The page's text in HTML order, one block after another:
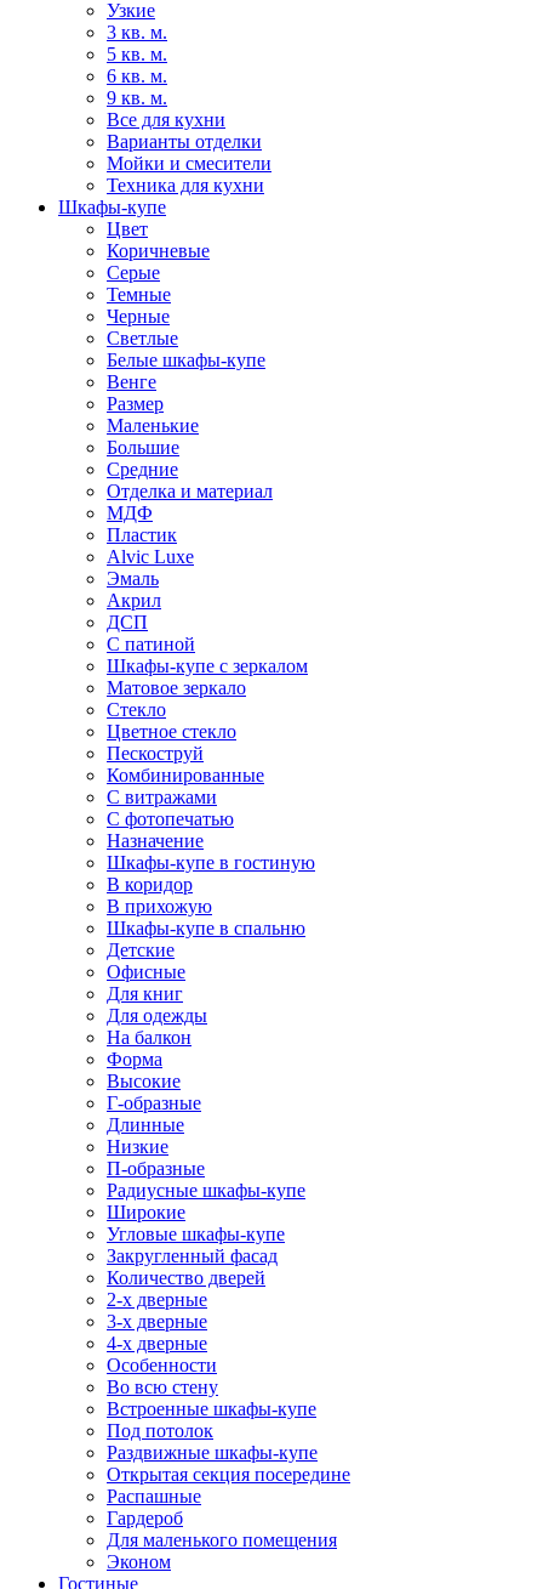
Узкие
3 кв. м.
5 кв. м.
6 кв. м.
9 кв. м.
Все для кухни
Варианты отделки
Мойки и смесители
Техника для кухни
Шкафы-купе
Цвет
Коричневые
Серые
Темные
Черные
Светлые
Белые шкафы-купе
Венге
Размер
Маленькие
Большие
Средние
Отделка и материал
МДФ
Пластик
Alvic Luxe
Эмаль
Акрил
ДСП
С патиной
Шкафы-купе с зеркалом
Матовое зеркало
Стекло
Цветное стекло
Пескоструй
Комбинированные
С витражами
С фотопечатью
Назначение
Шкафы-купе в гостиную
В коридор
В прихожую
Шкафы-купе в спальню
Детские
Офисные
Для книг
Для одежды
На балкон
Форма
Высокие
Г-образные
Длинные
Низкие
П-образные
Радиусные шкафы-купе
Широкие
Угловые шкафы-купе
Закругленный фасад
Количество дверей
2-х дверные
3-х дверные
4-х дверные
Особенности
Во всю стену
Встроенные шкафы-купе
Под потолок
Раздвижные шкафы-купе
Открытая секция посередине
Распашные
Гардероб
Для маленького помещения
Эконом
Гостиные